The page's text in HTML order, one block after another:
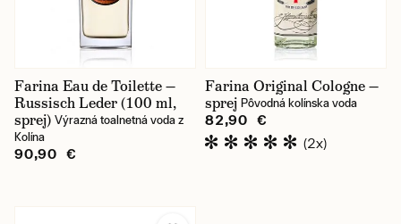
Farina Eau de Toilette —
Russisch Leder (100 ml,
sprej) Výrazná toalnetná voda z
Kolína
90,90 €
Farina Original Cologne —
sprej Pôvodná kolínska voda
82,90 €
(2x)